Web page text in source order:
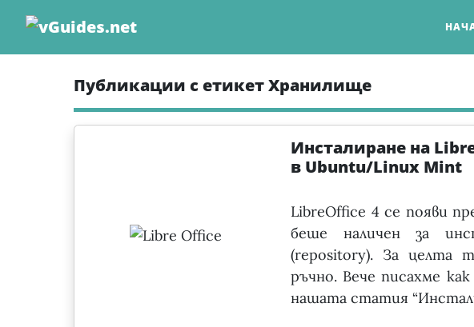
content
Публикации с етикет Хранилище
Инсталиране на
в Ubuntu/Linux Mint
LibreOffice 4 се появи
беше наличен за
(repository). За целта
ръчно. Вече писахме
нашата статия